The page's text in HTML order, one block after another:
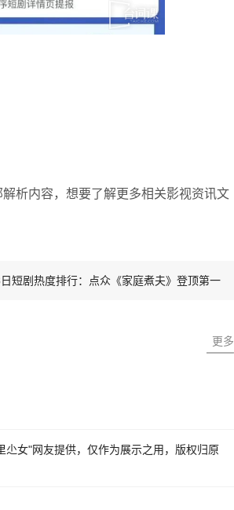
析内容，想要了解更多相关影视资讯文
短剧热度排行：点众《家庭煮夫》登顶第一
更多
尐女"网友提供，仅作为展示之用，版权归原